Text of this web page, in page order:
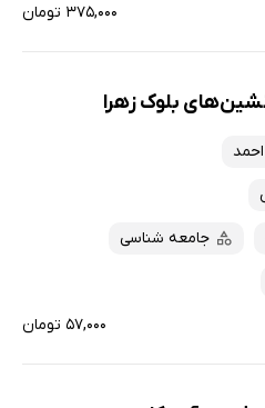
۳۷۵,۰۰۰ تومان
بلوک زهرا
جامعه شناسی
۵۷,۰۰۰ تومان